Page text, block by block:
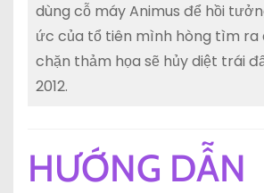
dùng cỗ máy Animus để hồi
ức của tổ tiên mình hòng tìm ra
chặn thảm họa sẽ hủy diệt trái
2012.
HƯỚNG DẪN